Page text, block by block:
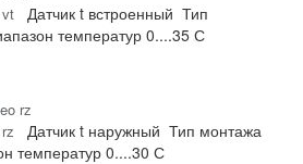
Датчик t встроенный Тип
температур0....35 С
Датчик t наружный Тип монтажа
температур0....30 С